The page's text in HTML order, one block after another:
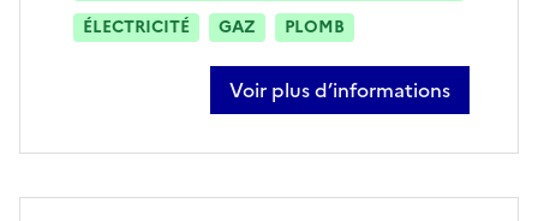
ÉLECTRICITÉ
GAZ PLOMB
Voir plus d’informations
sur stéphane dapremont